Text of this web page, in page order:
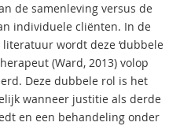
de samenleving versus de
individuele cliënten. In de
wordt deze ‘dubbele
(Ward, 2013) volop
Deze dubbele rol is het
wanneer justitie als derde
en een behandeling onder